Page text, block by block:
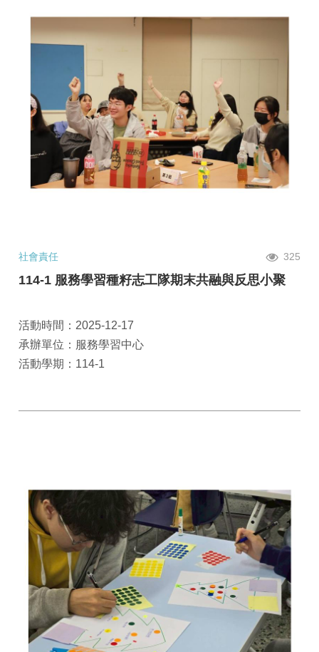
社會責任 325
114-1 服務學習種籽志工隊期末共融與反思小聚
活動時間：2025-12-17
承辦單位：服務學習中心
活動學期：114-1